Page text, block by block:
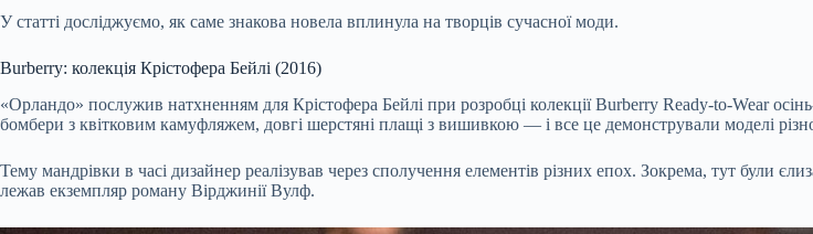
У статті досліджуємо, як саме знакова новела вплинула на творців сучасної моди.
Burberry: колекція Крістофера Бейлі (2016)
«Орландо» послужив натхненням для Крістофера Бейлі при розробці колекції Burberry Ready-to-Wear
бомбери з квітковим камуфляжем, довгі шерстяні плащі з вишивкою — і все це демонстрували моделі
Тему мандрівки в часі дизайнер реалізував через сполучення елементів різних епох. Зокрема, тут були
лежав екземпляр роману Вірджинії Вулф.